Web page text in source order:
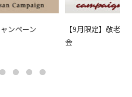
ンペーン
【9月限定】敬老の
会